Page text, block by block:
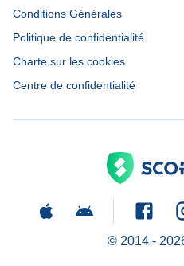
Conditions Générales
Politique de confidentialité
Charte sur les cookies
Centre de confidentialité
© 2014 -